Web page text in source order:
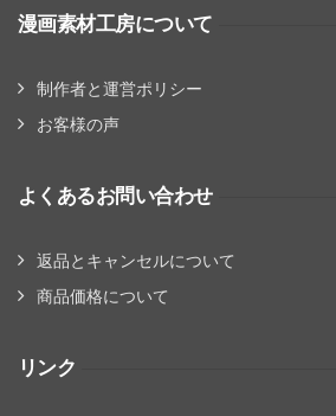
漫画素材工房について
制作者と運営ポリシー
お客様の声
よくあるお問い合わせ
返品とキャンセルについて
商品価格について
リンク